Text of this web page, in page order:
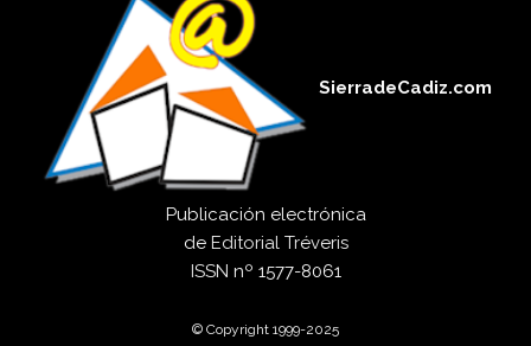
SierradeCadiz.com
Publicación electrónica
de Editorial Tréveris
ISSN nº 1577-8061
© Copyright 1999-2025